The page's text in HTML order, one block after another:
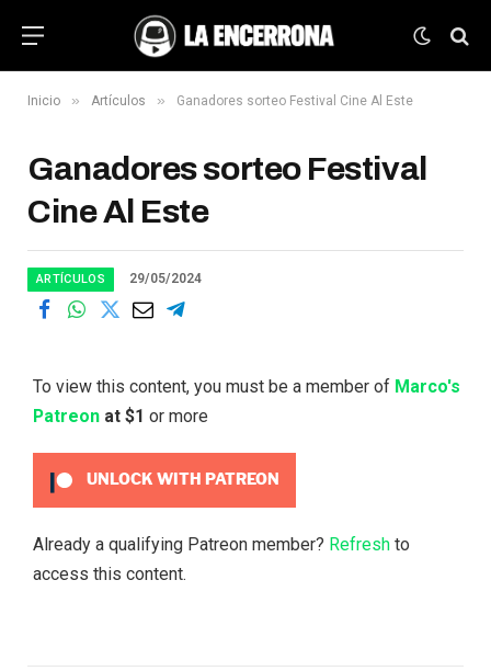
Inicio » Artículos » Ganadores sorteo Festival Cine Al Este
Ganadores sorteo Festival
Cine Al Este
ARTÍCULOS 29/05/2024
To view this content, you must be a member of Marco's
Patreon at $1 or more
UNLOCK WITH PATREON
Already a qualifying Patreon member? Refresh to
access this content.